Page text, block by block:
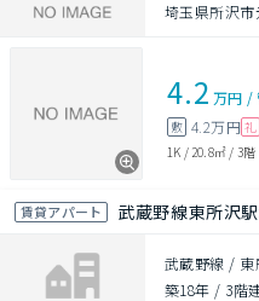
埼玉県所沢市
4.2 万円 /
敷 4.2万円 礼
1K / 20.8㎡ / 3階
賃貸アパート 武蔵野線東所沢
武蔵野線 / 東
築18年 / 3階